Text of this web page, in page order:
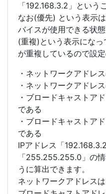
「192.168.3.2」という
なお(優先) という表示
バイスが使用できる状
(重複)という表示にな
が重複しているので設
・ネットワークアドレ
・ネットワークアドレ
・ブロードキャストア
である
・ブロードキャストア
である
IPアドレス「
「255.255.255.0」の
うに算出できます。
ネットワークアドレス